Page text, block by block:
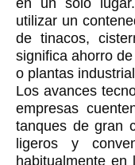
utilizar un
de tinacos,
significa ahorro
o plantas
Los avances
empresas
tanques de gran
ligeros y
habitualmente en